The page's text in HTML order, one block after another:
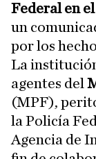
Federal en
un
por los
La
agentes del
(MPF),
la Policía
Agencia de